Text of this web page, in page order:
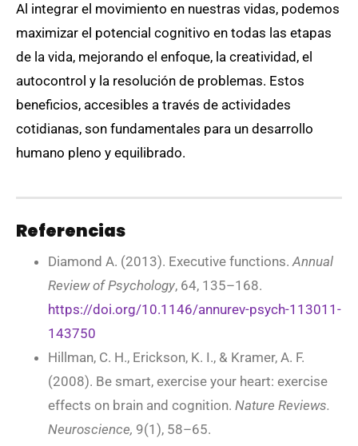
Al integrar el movimiento en nuestras vidas, podemos
maximizar el potencial cognitivo en todas las etapas
de la vida, mejorando el enfoque, la creatividad, el
autocontrol y la resolución de problemas. Estos
beneficios, accesibles a través de actividades
cotidianas, son fundamentales para un desarrollo
humano pleno y equilibrado.
Referencias
Diamond A. (2013). Executive functions.Annual
Review of Psychology, 64, 135–168.
https://doi.org/10.1146/annurev-psych-113011-
143750
Hillman, C. H., Erickson, K. I., & Kramer, A. F.
(2008). Be smart, exercise your heart: exercise
effects on brain and cognition. Nature Reviews.
Neuroscience, 9(1), 58–65.